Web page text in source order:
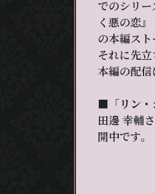
でのシリ
く悪の恋
の本編スト
それに先
本編の配信
■「リン・
田邊 幸輔
開中です。